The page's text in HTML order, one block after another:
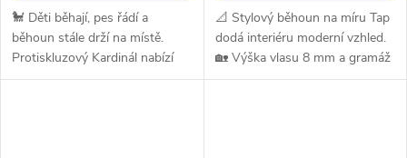
🐩 Děti běhají, pes řádí a
běhoun stále drží na místě.
Protiskluzový Kardinál nabízí
bezpečný krok, moderní design
📐 Stylový běhoun na míru Tap
dodá interiéru moderní vzhled.
🏡 Výška vlasu 8 mm a gramáž
1350 g/m² zajišťují pohodlí při